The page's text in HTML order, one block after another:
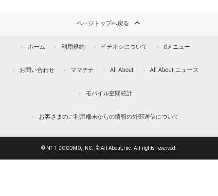
ページトップへ戻る
ホーム 利用規約 イチオシについて dメニュー
お問い合わせ ママテナ All About All About ニュース
モバイル空間統計
お客さまのご利用端末からの情報の外部送信について
© NTT DOCOMO, INC., © All About, Inc. All rights reserved.